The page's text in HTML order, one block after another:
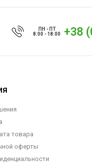
ПН - ПТ
8:00 - 18:00
+38
товара
оферты